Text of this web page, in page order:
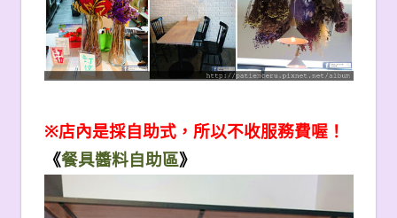
※店內是採自助式，所以不收服務費喔！
《餐具醬料自助區》